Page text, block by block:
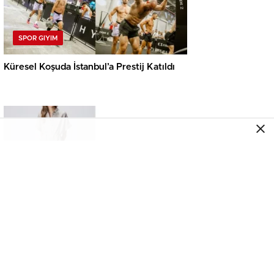
SPOR GIYIM
Küresel Koşuda İstanbul’a Prestij Katıldı